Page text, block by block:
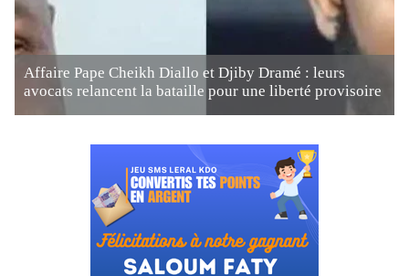
Affaire Pape Cheikh Diallo et Djiby Dramé : leurs
avocats relancent la bataille pour une liberté provisoire